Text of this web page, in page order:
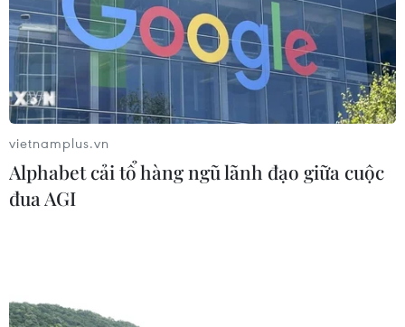
24/03/2026 06:38
Cho kẹo dẻo vào tủ đông: Trào lưu
ăn vặt thú vị của giới trẻ Hàn Quốc
11/03/2026 10:15
vietnamplus.vn
Alphabet cải tổ hàng ngũ lãnh đạo giữa cuộc
đua AGI